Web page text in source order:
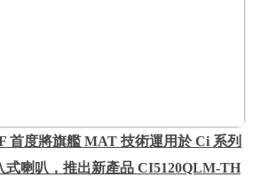
首度將旗艦 MAT 技術運用於 Ci 系列
式喇叭，推出新產品 CI5120QLM-TH